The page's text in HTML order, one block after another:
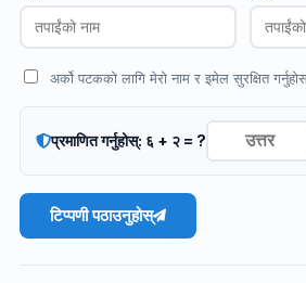
अर्को पटकको लागि मेरो नाम र इमेल सुरक्षित
प्रमाणित गर्नुहोस्: ६ + २ = ?
टिप्पणी पठाउनुहोस्